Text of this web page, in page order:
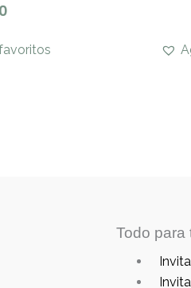
Todo para
Main
Menu